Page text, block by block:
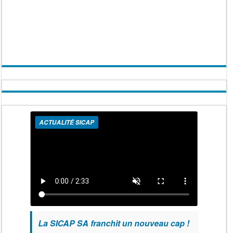
ACTUALITÉ SICAP
La SICAP SA franchit un nouveau cap !